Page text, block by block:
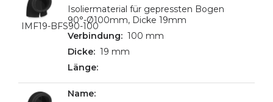
IMF19-BFS90-100
Isoliermaterial für gepressten Bogen
90°-Ø100mm, Dicke 19mm
100 mm
19 mm